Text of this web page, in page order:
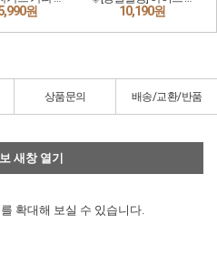
상품문의 배송/교환/반품
새창 열기
확대해 보실 수 있습니다.